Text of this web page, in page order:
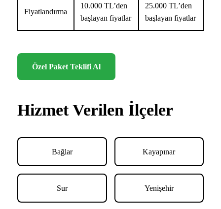
Fiyatlandırma
10.000 TL’den
başlayan fiyatlar
25.000 TL’den
başlayan fiyatlar
Özel Paket Teklifi Al
Hizmet Verilen İlçeler
Bağlar Kayapınar
Sur Yenişehir